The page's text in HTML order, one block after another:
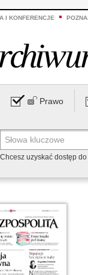
I KONFERENCJE
Prawo
Chcesz uzyskać dostęp